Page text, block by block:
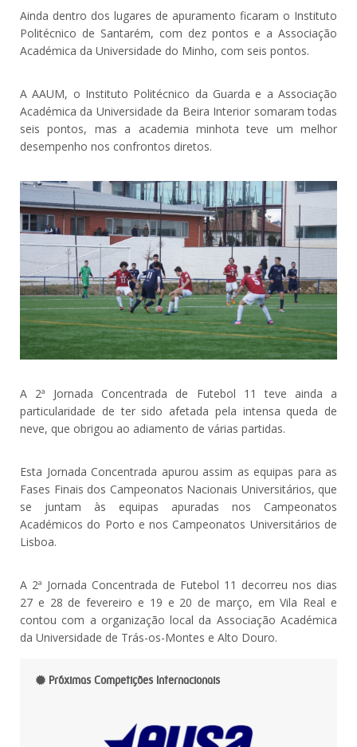
Ainda dentro dos lugares de apuramento ficaram o Instituto
Politécnico de Santarém, com dez pontos e a Associação
Académica da Universidade do Minho, com seis pontos.
A AAUM, o Instituto Politécnico da Guarda e a Associação
Académica da Universidade da Beira Interior somaram todas
seis pontos, mas a academia minhota teve um melhor
desempenho nos confrontos diretos.
A 2ª Jornada Concentrada de Futebol 11 teve ainda a
particularidade de ter sido afetada pela intensa queda de
neve, que obrigou ao adiamento de várias partidas.
Esta Jornada Concentrada apurou assim as equipas para as
Fases Finais dos Campeonatos Nacionais Universitários, que
se juntam às equipas apuradas nos Campeonatos
Académicos do Porto e nos Campeonatos Universitários de
Lisboa.
A 2ª Jornada Concentrada de Futebol 11 decorreu nos dias
27 e 28 de fevereiro e 19 e 20 de março, em Vila Real e
contou com a organização local da Associação Académica
da Universidade de Trás-os-Montes e Alto Douro.
Próximas Competições Internacionais